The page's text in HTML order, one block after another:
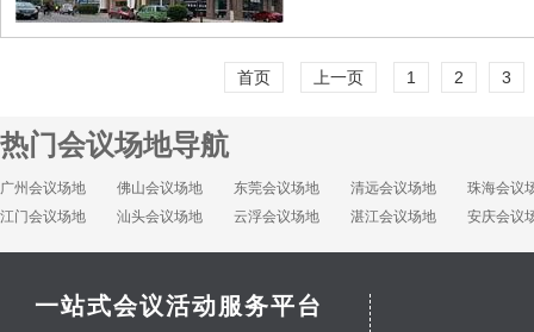
首页 上一页 1 2 3
热门会议场地导航
广州会议场地 佛山会议场地 东莞会议场地 清远会议场地
珠海会议
江门会议场地
汕头会议场地 云浮会议场地 湛江会议场地 安庆会议
一站式会议活动服务平台